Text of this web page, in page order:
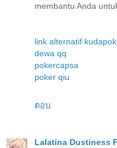
membantu Anda
link alternatif
dewa qq
pokercapsa
poker qiu
ตอบ
Lalatina Dustiness